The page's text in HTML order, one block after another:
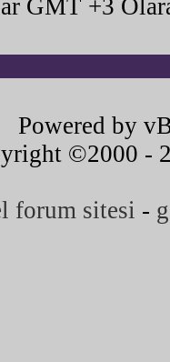
GMT +3
Powered by
©2000 -
forum sitesi -